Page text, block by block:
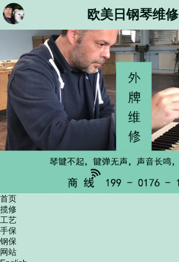
欧美日钢琴维修
首页
揽修
工艺
手保
钢保
网站